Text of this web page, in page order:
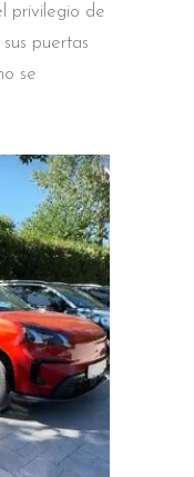
privilegio de
puertas
se